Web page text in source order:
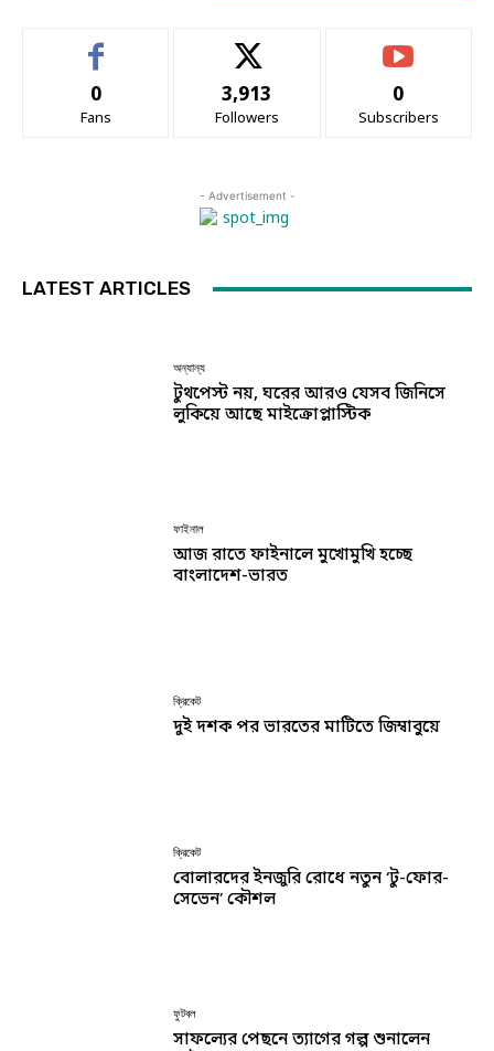
0
Fans
3,913
Followers
0
Subscribers
- Advertisement -
LATEST ARTICLES
অন্যান্য
টুথপেস্ট নয়, ঘরের আরও যেসব জিনিসে
লুকিয়ে আছে মাইক্রোপ্লাস্টিক
ফাইনাল
আজ রাতে ফাইনালে মুখোমুখি হচ্ছে
বাংলাদেশ-ভারত
ক্রিকেট
দুই দশক পর ভারতের মাটিতে জিম্বাবুয়ে
ক্রিকেট
বোলারদের ইনজুরি রোধে নতুন ‘টু-ফোর-
সেভেন’ কৌশল
ফুটবল
সাফল্যের পেছনে ত্যাগের গল্প শুনালেন